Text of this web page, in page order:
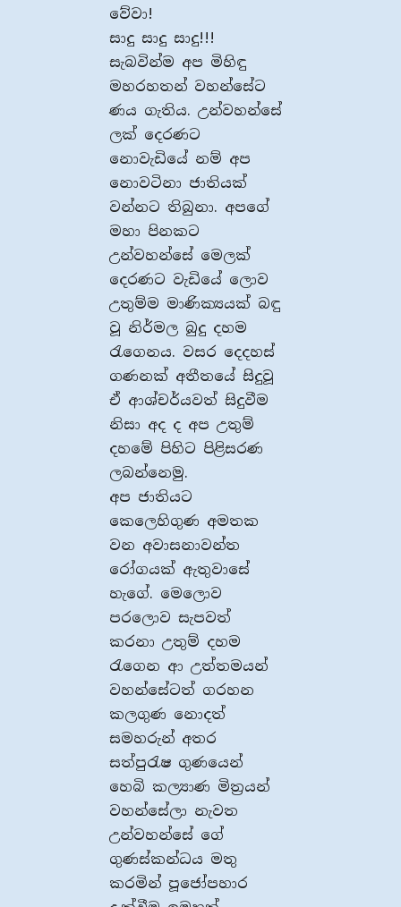
වේවා!
සාදු සාදු සාදු!!!
සැබවින්ම අප මිහිඳු
මහරහතන් වහන්සේට
ණය ගැතිය. උන්වහන්සේ
ලක් දෙරණට
නොවැඩියේ නම් අප
නොවටිනා ජාතියක්
වන්නට තිබුනා. අපගේ
මහා පිනකට
උන්වහන්සේ ‌‌මෙලක්
දෙරණට වැඩියේ ලොව
උතුම්ම මාණික්‍යයක් බඳු
වූ නිර්මල බුදු දහම
රැගෙනය. වසර දෙදහස්
ගණනක් අතීතයේ සිදුවූ
ඒ ආශ්චර්යවත් සිදුවීම
නිසා අද ද අප උතුම්
දහමේ පිහිට පිළිසරණ
ලබන්නෙමු.
අප ජාතියට
කෙලෙහිගුණ අමතක
වන අවාසනාවන්ත
රෝගයක් ඇතුවාසේ
හැගේ. මෙලොව
පරලොව සැපවත්
කරනා උතුම් දහම
රැගෙන ආ උත්තමයන්
වහන්සේටත් ගරහන
කලගුණ නොදත්
සමහරුන් අතර
සත්පුරැෂ ගුණයෙන්
හෙබි කල්‍යාණ මිත්‍රයන්
වහන්සේලා නැවත
උන්වහන්සේ ගේ
ගුණස්කන්ධය මතු
කරමින් පූජෝපහාර